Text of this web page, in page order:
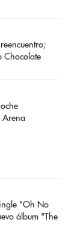
Chocolate
Arena
"Oh No
álbum "The